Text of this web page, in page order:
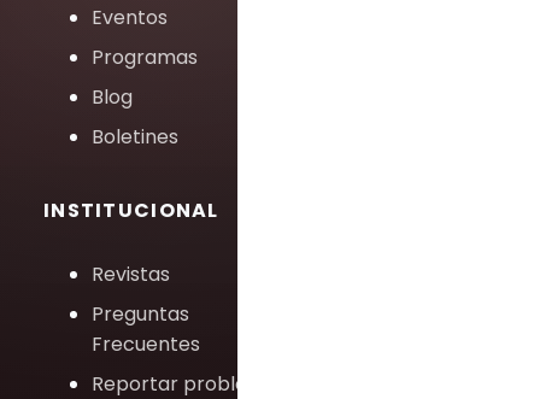
Eventos
Programas
Blog
Boletines
INSTITUCIONAL
Revistas
Preguntas
Frecuentes
Reportar problema